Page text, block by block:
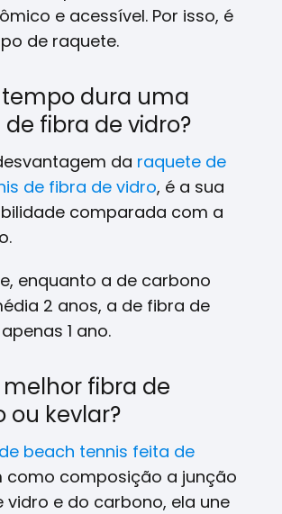
e acessível. Por isso, é
de raquete.
dura uma
fibra de vidro?
da raquete de
de fibra de vidro, é a sua
comparada com a
enquanto a de carbono
2 anos, a de fibra de
1 ano.
melhor fibra de
ou kevlar?
beach tennis feita de
como composição a junção
vidro e do carbono, ela une